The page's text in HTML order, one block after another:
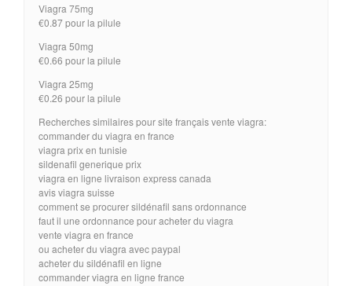
Viagra 75mg
€0.87 pour la pilule
Viagra 50mg
€0.66 pour la pilule
Viagra 25mg
€0.26 pour la pilule
Recherches similaires pour site français vente viagra:
commander du viagra en france
viagra prix en tunisie
sildenafil generique prix
viagra en ligne livraison express canada
avis viagra suisse
comment se procurer sildénafil sans ordonnance
faut il une ordonnance pour acheter du viagra
vente viagra en france
ou acheter du viagra avec paypal
acheter du sildénafil en ligne
commander viagra en ligne france